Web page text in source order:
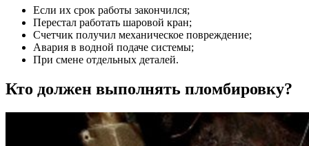
Если их срок работы закончился;
Перестал работать шаровой кран;
Счетчик получил механическое повреждение;
Авария в водной подаче системы;
При смене отдельных деталей.
Кто должен выполнять пломбировку?